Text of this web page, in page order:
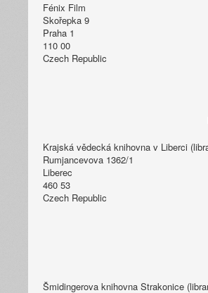
Fénix Film
Skořepka 9
Praha 1
110 00
Czech Republic
Krajská vědecká knihovna v Liberci
Rumjancevova 1362/1
Liberec
460 53
Czech Republic
Šmidingerova knihovna Strakonice